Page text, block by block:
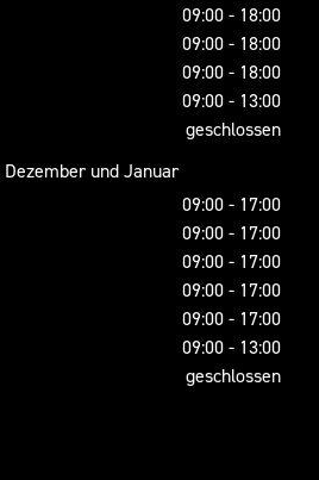
09:00 - 18:00
09:00 - 18:00
09:00 - 18:00
09:00 - 13:00
geschlossen
und Januar
09:00 - 17:00
09:00 - 17:00
09:00 - 17:00
09:00 - 17:00
09:00 - 17:00
09:00 - 13:00
geschlossen